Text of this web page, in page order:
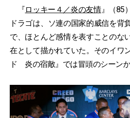
『ロッキー４／炎の友情』（85
ドラゴは、ソ連の国家的威信を背
で、ほとんど感情を表すことのな
在として描かれていた。そのイワ
ド 炎の宿敵』では冒頭のシーンか